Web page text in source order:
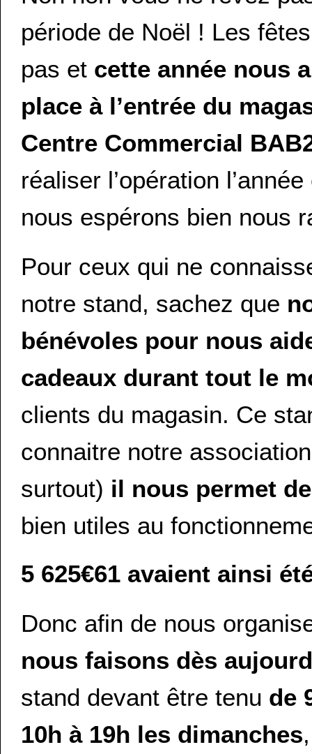
période de Noël ! Les
pas et cette année nous
place à l’entrée du
Centre Commercial
réaliser l’opération
nous espérons bien nous
Pour ceux qui ne
notre stand, sachez que
bénévoles pour nous
cadeaux durant tout le
clients du magasin. Ce
connaitre notre
surtout) il nous permet
bien utiles au
5 625€61 avaient ainsi
Donc afin de nous
nous faisons dès
stand devant être tenu de
10h à 19h les dimanches